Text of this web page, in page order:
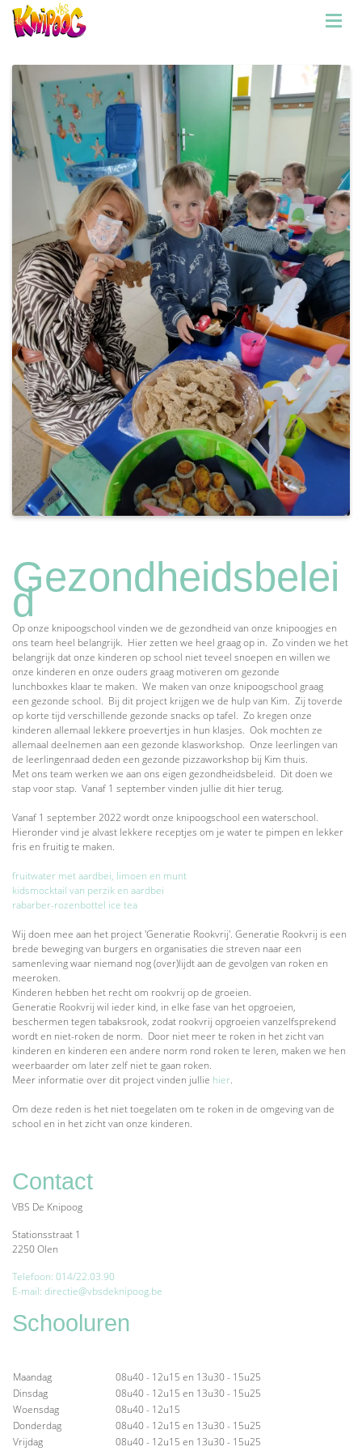
Gezondheidsbelei
d
Op onze knipoogschool vinden we de gezondheid van onze knipoogjes en
ons team heel belangrijk. Hier zetten we heel graag op in. Zo vinden we het
belangrijk dat onze kinderen op school niet teveel snoepen en willen we
onze kinderen en onze ouders graag motiveren om gezonde
lunchboxkes klaar te maken. We maken van onze knipoogschool graag
een gezonde school. Bij dit project krijgen we de hulp van Kim. Zij toverde
op korte tijd verschillende gezonde snacks op tafel. Zo kregen onze
kinderen allemaal lekkere proevertjes in hun klasjes. Ook mochten ze
allemaal deelnemen aan een gezonde klasworkshop. Onze leerlingen van
de leerlingenraad deden een gezonde pizzaworkshop bij Kim thuis.
Met ons team werken we aan ons eigen gezondheidsbeleid. Dit doen we
stap voor stap. Vanaf 1 september vinden jullie dit hier terug.
Vanaf 1 september 2022 wordt onze knipoogschool een waterschool.
Hieronder vind je alvast lekkere receptjes om je water te pimpen en lekker
fris en fruitig te maken.
fruitwater met aardbei, limoen en munt
kidsmocktail van perzik en aardbei
rabarber-rozenbottel ice tea
Wij doen mee aan het project 'Generatie Rookvrij'. Generatie Rookvrij is een
brede beweging van burgers en organisaties die streven naar een
samenleving waar niemand nog (over)lijdt aan de gevolgen van roken en
meeroken.
Kinderen hebben het recht om rookvrij op de groeien.
Generatie Rookvrij wil ieder kind, in elke fase van het opgroeien,
beschermen tegen tabaksrook, zodat rookvrij opgroeien vanzelfsprekend
wordt en niet-roken de norm. Door niet meer te roken in het zicht van
kinderen en kinderen een andere norm rond roken te leren, maken we hen
weerbaarder om later zelf niet te gaan roken.
Meer informatie over dit project vinden jullie hier.
Om deze reden is het niet toegelaten om te roken in de omgeving van de
school en in het zicht van onze kinderen.
Contact
VBS De Knipoog
Stationsstraat 1
2250 Olen
Telefoon: 014/22.03.90
E-mail: directie@vbsdeknipoog.be
Schooluren
Maandag
08u40 - 12u15 en 13u30 - 15u25
Dinsdag
08u40 - 12u15 en 13u30 - 15u25
Woensdag
08u40 - 12u15
Donderdag
08u40 - 12u15 en 13u30 - 15u25
Vrijdag
08u40 - 12u15 en 13u30 - 15u25